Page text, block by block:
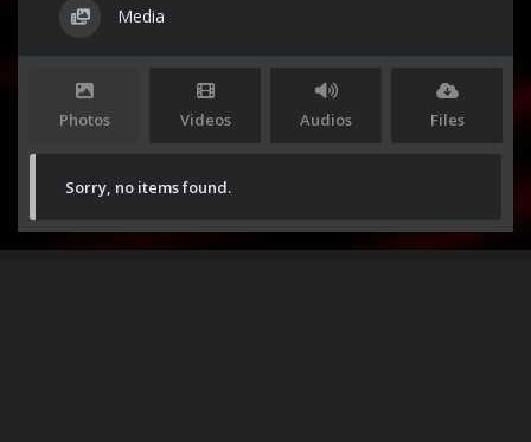
Media
Photos Videos Audios Files
Sorry, no items found.